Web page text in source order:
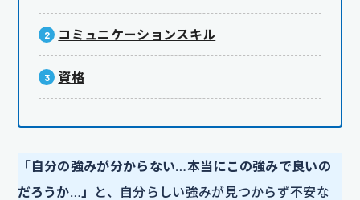
コミュニケーションスキル
資格
「自分の強みが分からない…本当にこの強みで良いの
だろうか…」
と、自分らしい強みが見つからず不安な